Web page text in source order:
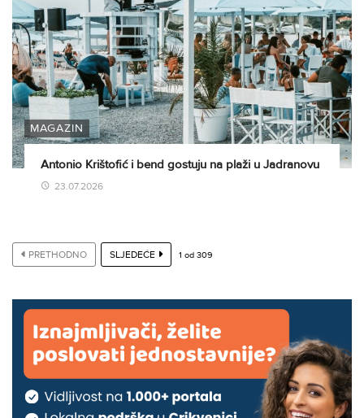
MAGAZIN
Antonio Krištofić i bend gostuju na plaži u Jadranovu
23.07.2026
PRETHODNO SLJEDEĆE 1 od 309